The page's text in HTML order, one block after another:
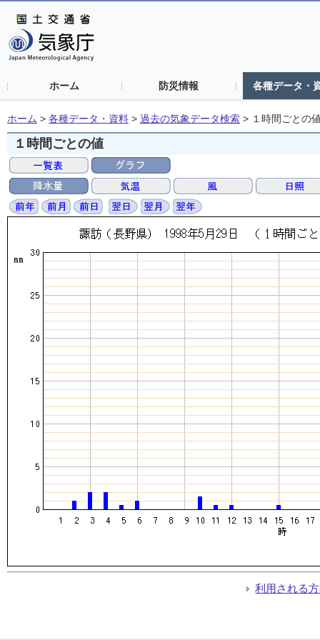
ホーム 防災情報 各種データ・
ホーム > 各種データ・資料 > 過去の気象データ検索 > １時間ごとの
１時間ごとの値
利用される